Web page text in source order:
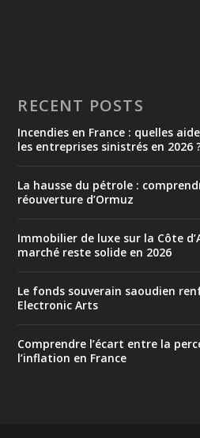
RECENT POSTS
Incendies en France : quelles
les entreprises sinistrés en 2026
La hausse du pétrole :
réouverture d’Ormuz
Immobilier de luxe sur la Côte
marché reste solide en 2026
Le fonds souverain saoudien
Electronic Arts
Comprendre l’écart entre la
l’inflation en France